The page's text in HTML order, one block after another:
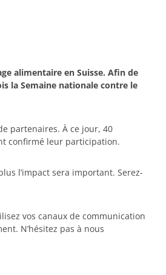
alimentaire en Suisse. Afin de
la Semaine nationale contre le
partenaires. À ce jour, 40
confirmé leur participation.
l’impact sera important. Serez-
vos canaux de communication
N’hésitez pas à nous